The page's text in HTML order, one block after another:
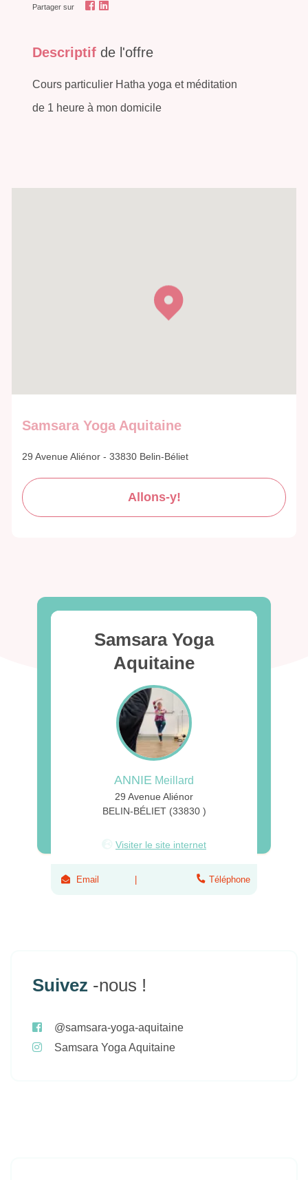
Partager sur
Descriptif de l'offre
Cours particulier Hatha yoga et méditation
de 1 heure à mon domicile
Samsara Yoga Aquitaine
29 Avenue Aliénor - 33830 Belin-Béliet
Allons-y!
Samsara Yoga
Aquitaine
ANNIE Meillard
29 Avenue Aliénor
BELIN-BÉLIET (33830 )
Visiter le site internet
Email Téléphone
Suivez -nous !
@samsara-yoga-aquitaine
Samsara Yoga Aquitaine